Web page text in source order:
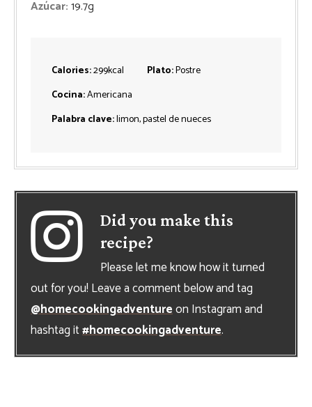
Azúcar:19.7g
Calories:299kcal Plato:Postre
Cocina:Americana
Palabra clave:limon, pastel de nueces
Did you make this
recipe?
Please let me know how it turned
out for you! Leave a comment below and tag
@homecookingadventureon Instagram and
hashtag it#homecookingadventure.